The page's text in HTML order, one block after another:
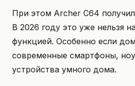
При этом Archer C64
В 2026 году это уже нельзя
функцией. Особенно если
современные смартфоны,
устройства умного дома.